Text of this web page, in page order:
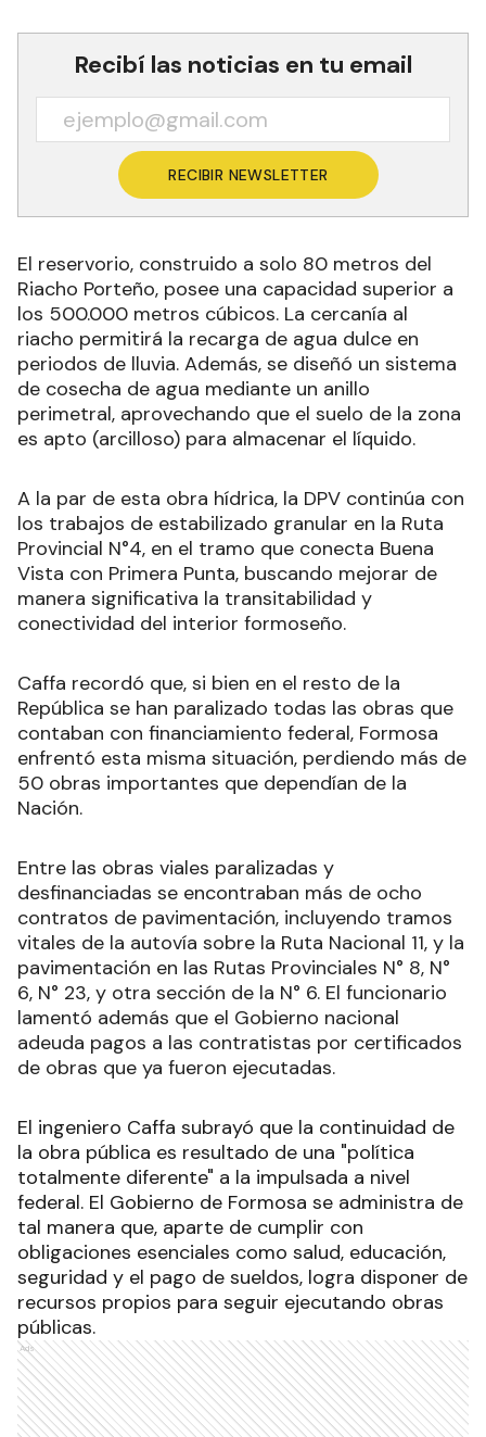
Recibí las noticias en tu email
RECIBIR NEWSLETTER
El reservorio, construido a solo 80 metros del
Riacho Porteño, posee una capacidad superior a
los 500.000 metros cúbicos. La cercanía al
riacho permitirá la recarga de agua dulce en
periodos de lluvia. Además, se diseñó un sistema
de cosecha de agua mediante un anillo
perimetral, aprovechando que el suelo de la zona
es apto (arcilloso) para almacenar el líquido.
A la par de esta obra hídrica, la DPV continúa con
los trabajos de estabilizado granular en la Ruta
Provincial N°4, en el tramo que conecta Buena
Vista con Primera Punta, buscando mejorar de
manera significativa la transitabilidad y
conectividad del interior formoseño.
Caffa recordó que, si bien en el resto de la
República se han paralizado todas las obras que
contaban con financiamiento federal, Formosa
enfrentó esta misma situación, perdiendo más de
50 obras importantes que dependían de la
Nación.
Entre las obras viales paralizadas y
desfinanciadas se encontraban más de ocho
contratos de pavimentación, incluyendo tramos
vitales de la autovía sobre la Ruta Nacional 11, y la
pavimentación en las Rutas Provinciales N° 8, N°
6, N° 23, y otra sección de la N° 6. El funcionario
lamentó además que el Gobierno nacional
adeuda pagos a las contratistas por certificados
de obras que ya fueron ejecutadas.
El ingeniero Caffa subrayó que la continuidad de
la obra pública es resultado de una "política
totalmente diferente" a la impulsada a nivel
federal. El Gobierno de Formosa se administra de
tal manera que, aparte de cumplir con
obligaciones esenciales como salud, educación,
seguridad y el pago de sueldos, logra disponer de
recursos propios para seguir ejecutando obras
públicas.
Ads